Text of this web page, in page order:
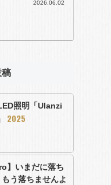
2026.06.02
照明「Ulanzi
2025
】いまだに落ち
う落ちませんよ